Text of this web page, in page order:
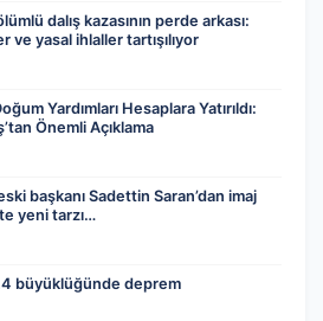
dalış kazasının perde arkası:
ve yasal ihlaller tartışılıyor
Yardımları Hesaplara Yatırıldı:
Önemli Açıklama
başkanı Sadettin Saran’dan imaj
yeni tarzı…
büyüklüğünde deprem